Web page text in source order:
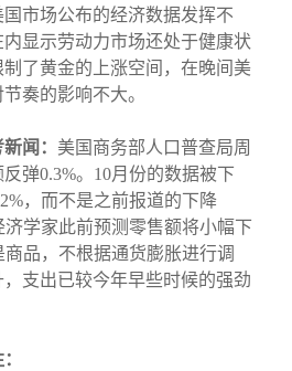
市场公布的经济数据发挥不
显示劳动力市场还处于健康状
了黄金的上涨空间，在晚间美
奏的影响不大。
闻： 美国商务部人口普查局周
弹0.3%。10月份的数据被下
，而不是之前报道的下降
济学家此前预测零售额将小幅下
商品，不根据通货膨胀进行调
支出已较今年早些时候的强劲